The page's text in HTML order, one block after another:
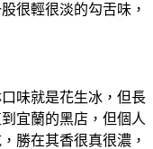
很輕很淡的勾舌味，
味就是花生冰，但長
宜蘭的黑店，但個人
勝在其香很真很濃，